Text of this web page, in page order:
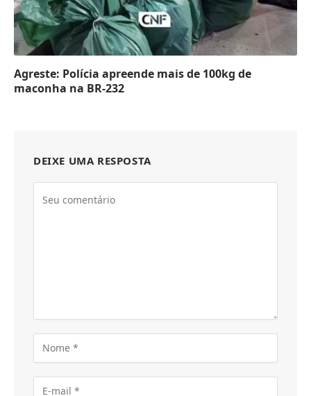
Agreste: Polícia apreende mais de 100kg de
maconha na BR-232
DEIXE UMA RESPOSTA